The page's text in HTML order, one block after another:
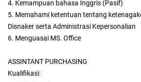
4. Kemampuan bahasa Inggris (Pasif)
5. Memahami ketentuan tentang
Disnaker serta Administrasi Kepersonalian
6. Menguasai MS. Office
ASSINTANT PURCHASING
Kualifikasi: